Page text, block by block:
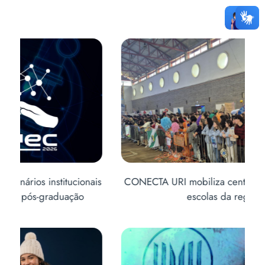
CONECTA URI mobiliza centenas de alunos de